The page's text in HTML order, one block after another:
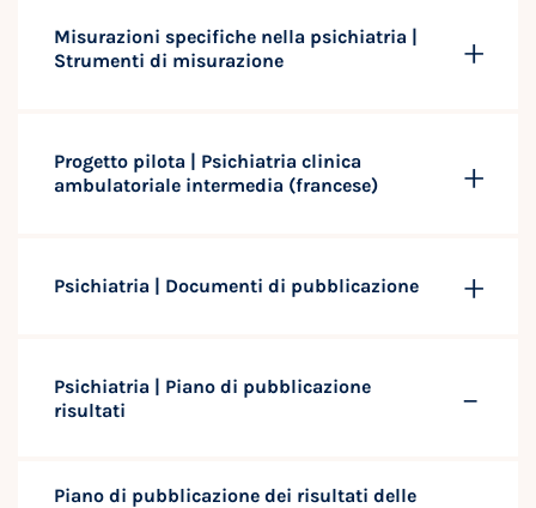
Misurazioni specifiche nella psichiatria |
Strumenti di misurazione
Progetto pilota | Psichiatria clinica
ambulatoriale intermedia (francese)
Psichiatria | Documenti di pubblicazione
Psichiatria | Piano di pubblicazione
risultati
Piano di pubblicazione dei risultati delle